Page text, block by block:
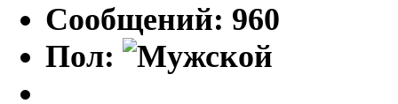
Сообщений: 960
Пол: